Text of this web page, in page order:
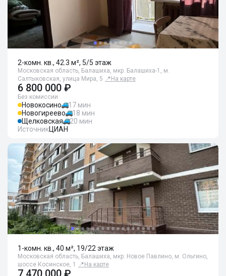
2-комн. кв., 42.3 м², 5/5 этаж
Московская область, Балашиха, мкр. Балашиха-1, м.
Салтыковская, улица Мира, 5 📍 На карте
6 800 000 ₽
Без комиссии
Новокосино
17 мин
Новогиреево
18 мин
Щелковская
20 мин
ИсточникЦИАН
1-комн. кв., 40 м², 19/22 этаж
Московская область, Балашиха, мкр. Новое Павлино, м. Ольгино,
шоссе Косинское, 1
📍 На карте
7 470 000 ₽